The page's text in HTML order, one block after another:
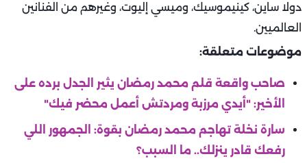
دولا ساين، كينيموسيك، وميسي إليوت، وغيرهم من الفنانين
العالميين.
موضوعات متعلقة:
صاحب واقعة قلم محمد رمضان يثير الجدل برده على
الأخير: "أيدي مرزبة ومردتش أعمل محضر فيك"
سارة نخلة تهاجم محمد رمضان بقوة: الجمهور اللي
رفعك قادر ينزلك.. ما السبب؟